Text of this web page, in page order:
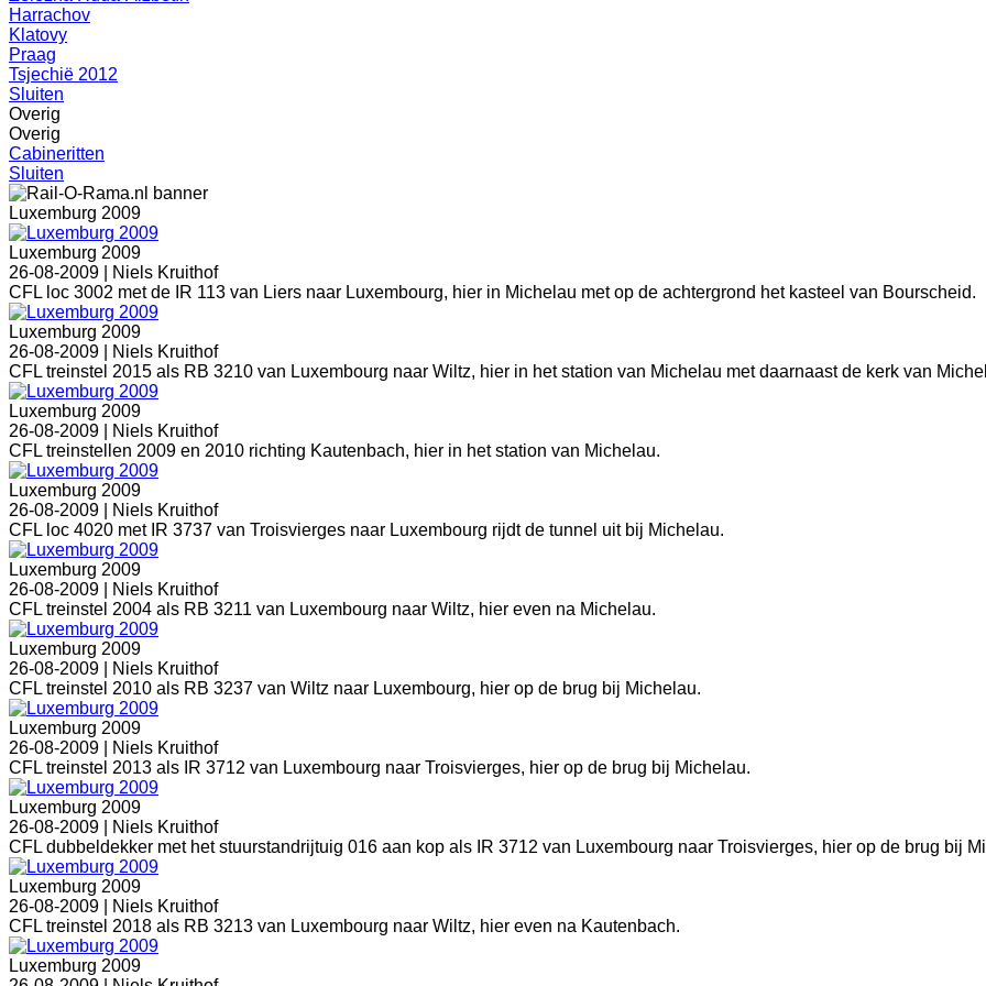
Harrachov
Klatovy
Praag
Tsjechië 2012
Sluiten
Overig
Overig
Cabineritten
Sluiten
Luxemburg 2009
Luxemburg 2009
26-08-2009 |
Niels Kruithof
CFL loc 3002 met de IR 113 van Liers naar Luxembourg, hier in Michelau met op de achtergrond het kasteel van Bourscheid.
Luxemburg 2009
26-08-2009 |
Niels Kruithof
CFL treinstel 2015 als RB 3210 van Luxembourg naar Wiltz, hier in het station van Michelau met daarnaast de kerk van
Luxemburg 2009
26-08-2009 |
Niels Kruithof
CFL treinstellen 2009 en 2010 richting Kautenbach, hier in het station van Michelau.
Luxemburg 2009
26-08-2009 |
Niels Kruithof
CFL loc 4020 met IR 3737 van Troisvierges naar Luxembourg rijdt de tunnel uit bij Michelau.
Luxemburg 2009
26-08-2009 |
Niels Kruithof
CFL treinstel 2004 als RB 3211 van Luxembourg naar Wiltz, hier even na Michelau.
Luxemburg 2009
26-08-2009 |
Niels Kruithof
CFL treinstel 2010 als RB 3237 van Wiltz naar Luxembourg, hier op de brug bij Michelau.
Luxemburg 2009
26-08-2009 |
Niels Kruithof
CFL treinstel 2013 als IR 3712 van Luxembourg naar Troisvierges, hier op de brug bij Michelau.
Luxemburg 2009
26-08-2009 |
Niels Kruithof
CFL dubbeldekker met het stuurstandrijtuig 016 aan kop als IR 3712 van Luxembourg naar Troisvierges, hier op de brug bij
Luxemburg 2009
26-08-2009 |
Niels Kruithof
CFL treinstel 2018 als RB 3213 van Luxembourg naar Wiltz, hier even na Kautenbach.
Luxemburg 2009